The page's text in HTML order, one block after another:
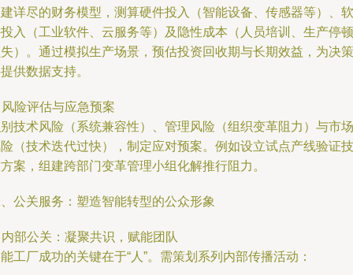
详尽的财务模型，测算硬件投入（智能设备、传感器等）、软
入（工业软件、云服务等）及隐性成本（人员培训、生产停顿
）。通过模拟生产场景，预估投资回收期与长期效益，为决策
供数据支持。
险评估与应急预案
技术风险（系统兼容性）、管理风险（组织变革阻力）与市场
（技术迭代过快），制定应对预案。例如设立试点产线验证技
案，组建跨部门变革管理小组化解推行阻力。
公关服务：塑造智能转型的公众形象
部公关：凝聚共识，赋能团队
工厂成功的关键在于“人”。需策划系列内部传播活动：